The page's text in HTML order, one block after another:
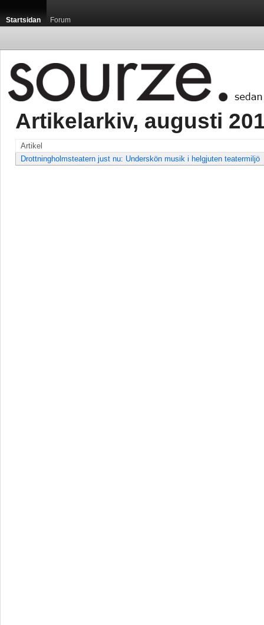
Startsidan Forum
Artikelarkiv, augusti
Artikel
Drottningholmsteatern just nu: Underskön musik i helgjuten teatermiljö